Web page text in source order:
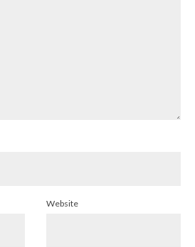
Website